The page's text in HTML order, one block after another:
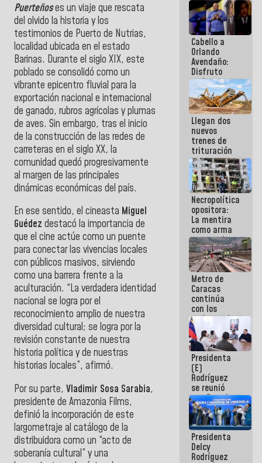
Puerteñoses un viaje que rescata
del olvido la historia y los
testimonios de Puerto de Nutrias,
localidad ubicada en el estado
Barinas. Durante el siglo XIX, este
poblado se consolidó como un
vibrante epicentro fluvial para la
exportación nacional e internacional
de ganado, rubros agrícolas y plumas
de aves. Sin embargo, tras el inicio
de la construcción de las redes de
carreteras en el siglo XX, la
comunidad quedó progresivamente
al margen de las principales
dinámicas económicas del país.
En ese sentido, el cineasta Miguel
Guédez destacó la importancia de
que el cine actúe como un puente
para conectar las vivencias locales
con públicos masivos, sirviendo
como una barrera frente a la
aculturación. “La verdadera identidad
nacional se logra por el
reconocimiento amplio de nuestra
diversidad cultural; se logra por la
revisión constante de nuestra
historia política y de nuestras
historias locales”, afirmó.
Por su parte, Vladimir Sosa Sarabia,
presidente de Amazonia Films,
definió la incorporación de este
largometraje al catálogo de la
distribuidora como un “acto de
soberanía cultural” y una
Cabello a
Orlando
Avendaño:
Disfruto
cada vez
que escribes
porque lo
que haces
es
embarrarla
Llegan dos
nuevos
trenes de
trituración
para
optimizar
manejo de
escombros
en La Guaira
Necropolítica
opositora:
La mentira
como arma
contra el
Pueblo
Metro de
Caracas
continúa
con los
trabajos de
mantenimiento
e inspección
en la Línea 2
Presidenta
(E)
Rodríguez
se reunió
con Estado
Mayor
Eléctrico
para
abordar
planes de
acción
Presidenta
Delcy
Rodríguez